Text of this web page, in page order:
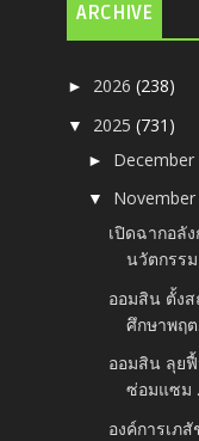
ARCHIVE
► 2026(238)
▼ 2025(731)
► December
▼
เปิดฉากอลั
นวัตกรร
ออมสิน ตั้งส
ศึกษาพฤต
ออมสิน ลุย
ซ่อมแซม
องค์การเภ